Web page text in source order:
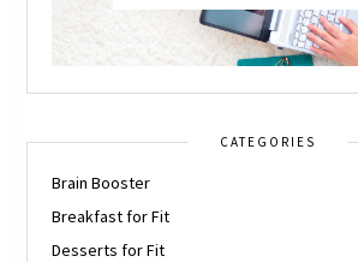
CATEGORIES
Brain Booster
Breakfast for Fit
Desserts for Fit